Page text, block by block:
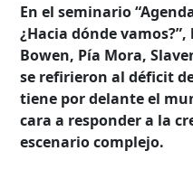
En el seminario
¿Hacia dónde
Bowen, Pía Mora,
se refirieron al déficit
tiene por delante el
cara a responder a la
escenario complejo.